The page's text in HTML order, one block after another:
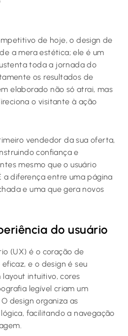
de hoje, o design de
a mera estética; ele é um
toda a jornada do
os resultados de
elaborado não só atrai, mas
o visitante à ação
vendedor da sua oferta,
confiança e
mesmo que o usuário
a diferença entre uma página
e uma que gera novos
do usuário
(UX) é o coração de
e o design é seu
intuitivo, cores
legível criam um
design organiza as
facilitando a navegação